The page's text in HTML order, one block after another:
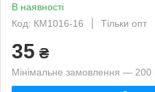
В наявності
Код: КМ1016-16
Тільки опт
35 ₴
Мінімальне замовлення — 200